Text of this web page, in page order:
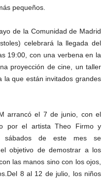
pequeños.
de la Comunidad de Madrid
celebrará la llegada del
19:00, con una verbena en la
proyección de cine, un taller
la que están invitados grandes
arrancó el 7 de junio, con el
por el artista Theo Firmo y
sábados de este mes se
objetivo de demostrar a los
las manos sino con los ojos,
8 al 12 de julio, los niños